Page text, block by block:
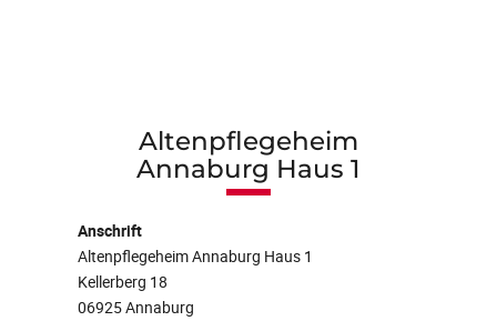
Altenpflegeheim
Annaburg Haus 1
Anschrift
Altenpflegeheim Annaburg Haus 1
Kellerberg 18
06925 Annaburg